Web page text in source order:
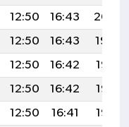
12:50 16:43
20:00
12:50 16:43
19:59
12:50 16:42
19:57
12:50 16:42
19:56
12:50 16:41
19:55